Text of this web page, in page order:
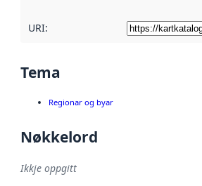
URI:
Tema
Regionar og byar
Nøkkelord
Ikkje oppgitt